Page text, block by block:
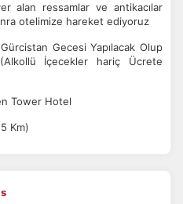
alan ressamlar ve antikacılar
otelimize hareket ediyoruz
Gecesi Yapılacak Olup
(Alkollü İçecekler hariç Ücrete
Tower Hotel
Km)